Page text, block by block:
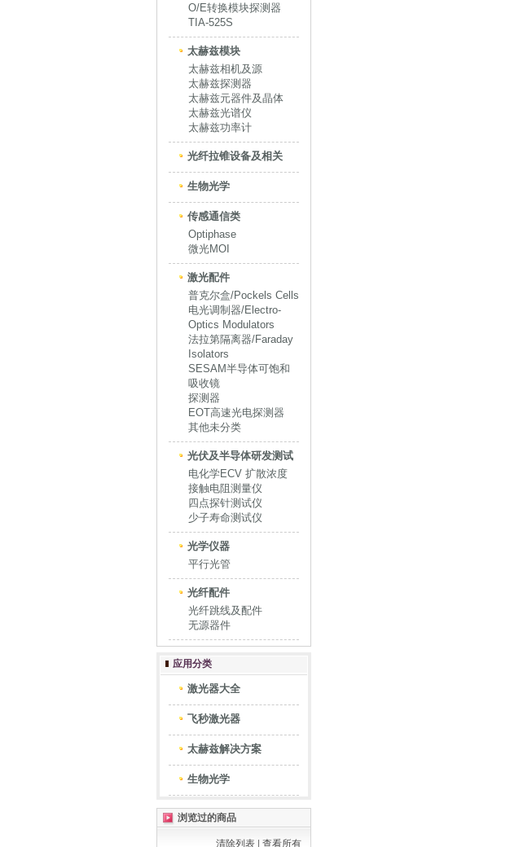
O/E转换模块探测器
TIA-525S
太赫兹模块
太赫兹相机及源
太赫兹探测器
太赫兹元器件及晶体
太赫兹光谱仪
太赫兹功率计
光纤拉锥设备及相关
生物光学
传感通信类
Optiphase
微光MOI
激光配件
普克尔盒/Pockels Cells
电光调制器/Electro-
Optics Modulators
法拉第隔离器/Faraday
Isolators
SESAM半导体可饱和
吸收镜
探测器
EOT高速光电探测器
其他未分类
光伏及半导体研发测试
电化学ECV 扩散浓度
接触电阻测量仪
四点探针测试仪
少子寿命测试仪
光学仪器
平行光管
光纤配件
光纤跳线及配件
无源器件
应用分类
激光器大全
飞秒激光器
太赫兹解决方案
生物光学
浏览过的商品
清除列表 查看所有